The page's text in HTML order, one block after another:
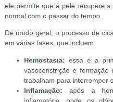
ele permite que a pele recupere
normal com o passar do tempo.
De modo geral, o processo de
em várias fases, que incluem:
Hemostasia: essa é a
vasoconstrição e formação
trabalham para interromper
Inflamação:após a
inflamatória, onde os